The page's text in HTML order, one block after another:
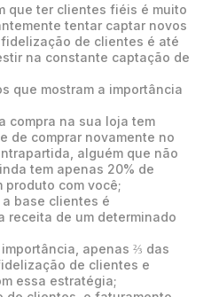
que ter clientes fiéis é muito
tentar captar novos
de clientes é até
na constante captação de
que mostram a importância
compra na sua loja tem
de comprar novamente no
alguém que não
tem apenas 20% de
produto com você;
base clientes é
receita de um determinado
apenas ⅔ das
de clientes e
essa estratégia;